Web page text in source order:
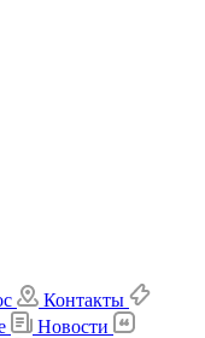
Контакты
Новости